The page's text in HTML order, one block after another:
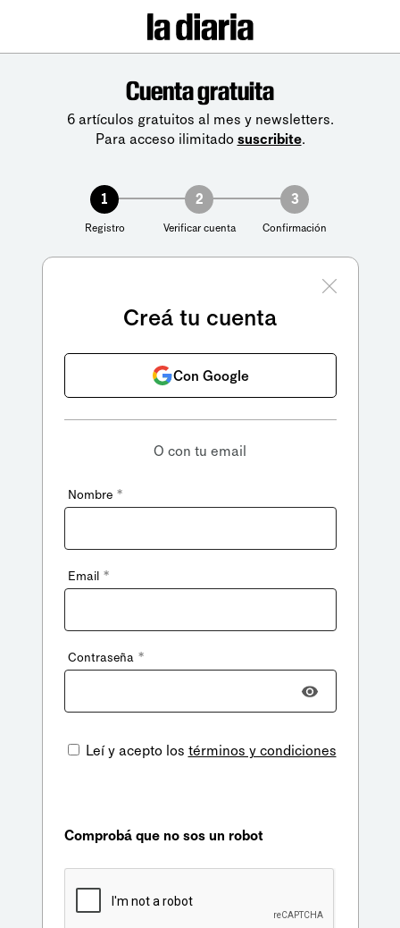
Cuenta gratuita
6 artículos gratuitos al mes y newsletters.
Para acceso ilimitado suscribite.
1
Registro
2
Verificar cuenta
3
Confirmación
Creá tu cuenta
Con Google
O con tu email
Nombre *
Email *
Contraseña *
Leí y acepto los términos y condiciones
Comprobá que no sos un robot